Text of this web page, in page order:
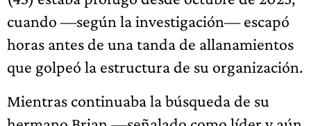
cuando —según la investigación— escapó
horas antes de una tanda de allanamientos
que golpeó la estructura de su organización.
Mientras continuaba la búsqueda de su